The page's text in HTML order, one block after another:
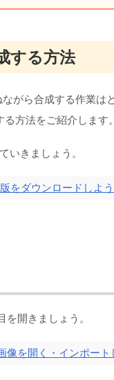
する方法
がら合成する作業は
方法をご紹介します。
いきましょう。
をダウンロードしよ
開きましょう。
像を開く・インポート